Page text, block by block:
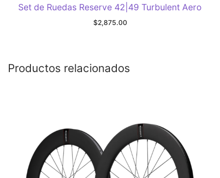
Set de Ruedas Reserve 42|49 Turbulent Aero
$2,875.00
Productos relacionados